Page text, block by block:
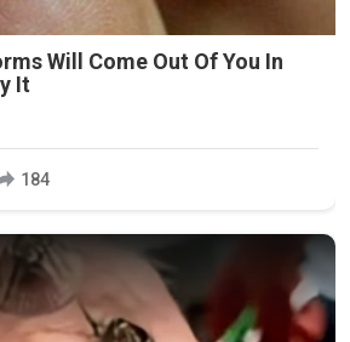
Will Come Out Of You In
It
184